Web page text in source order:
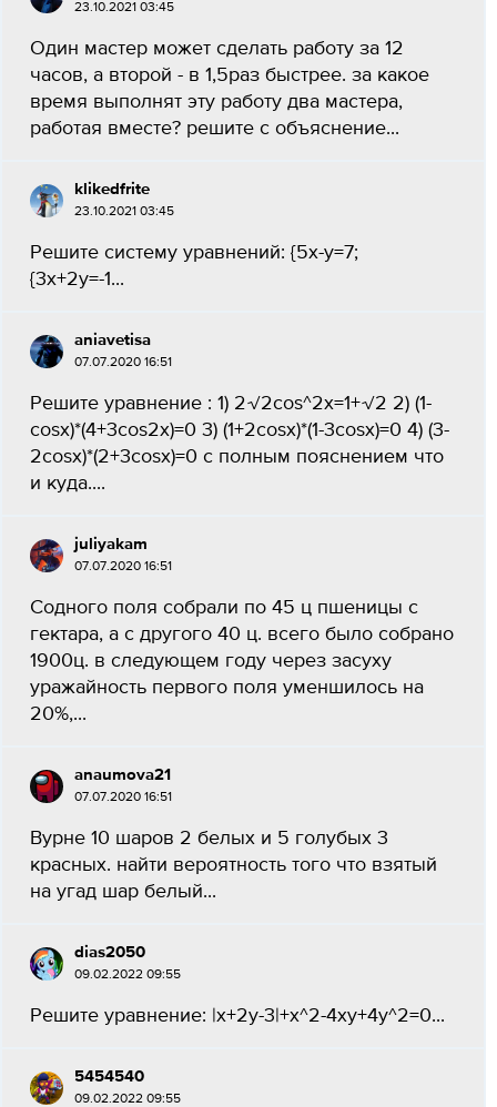
23.10.2021 03:45
Один мастер может сделать работу за 12
часов, а второй - в 1,5раз быстрее. за какое
время выполнят эту работу два мастера,
работая вместе? решите с объяснение...
klikedfrite
23.10.2021 03:45
Решите систему уравнений: {5x-y=7;
{3x+2y=-1...
aniavetisa
07.07.2020 16:51
Решите уравнение : 1) 2√2cos^2x=1+√2 2) (1-
cosx)*(4+3cos2x)=0 3) (1+2cosx)*(1-3cosx)=0 4) (3-
2cosx)*(2+3cosx)=0 с полным пояснением что
и куда....
juliyakam
07.07.2020 16:51
Cодного поля собрали по 45 ц пшеницы с
гектара, а с другого 40 ц. всего было собрано
1900ц. в следующем году через засуху
уражайность первого поля уменшилось на
20%,...
anaumova21
07.07.2020 16:51
Вурне 10 шаров 2 белых и 5 голубых 3
красных. найти вероятность того что взятый
на угад шар белый...
dias2050
09.02.2022 09:55
Решите уравнение: |х+2y-3|+x^2-4xy+4y^2=0...
5454540
09.02.2022 09:55